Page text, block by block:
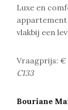
Luxe en
appartement
vlakbij een
Vraagprijs: €
C133
Bouriane